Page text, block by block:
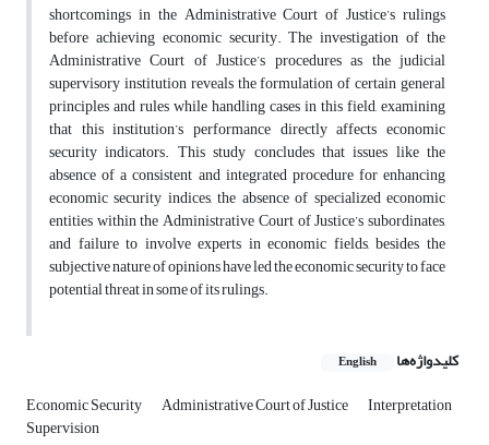
shortcomings in the Administrative Court of Justice’s rulings
before achieving economic security. The investigation of the
Administrative Court of Justice’s procedures as the judicial
supervisory institution reveals the formulation of certain general
principles and rules while handling cases in this field, examining
that this institution’s performance directly affects economic
security indicators. This study concludes that issues like the
absence of a consistent and integrated procedure for enhancing
economic security indices, the absence of specialized economic
entities within the Administrative Court of Justice’s subordinates,
and failure to involve experts in economic fields, besides the
subjective nature of opinions have led the economic security to face
potential threat in some of its rulings.
کلیدواژه‌ها English
Economic Security Administrative Court of Justice Interpretation
Supervision